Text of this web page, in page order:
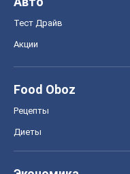
Тест Драйв
Акции
Food Oboz
Рецепты
Диеты